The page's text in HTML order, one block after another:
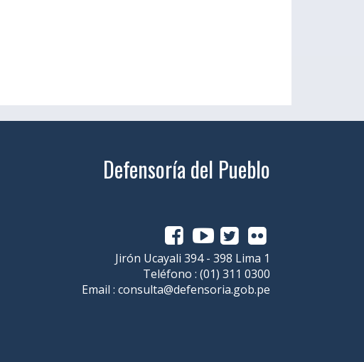
Defensoría del Pueblo
Jirón Ucayali 394 - 398 Lima 1
Teléfono : (01) 311 0300
Email : consulta@defensoria.gob.pe